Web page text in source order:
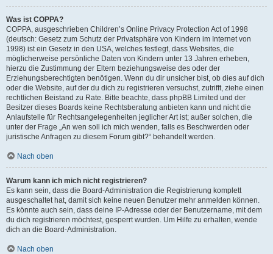
Was ist COPPA?
COPPA, ausgeschrieben Children’s Online Privacy Protection Act of 1998
(deutsch: Gesetz zum Schutz der Privatsphäre von Kindern im Internet von
1998) ist ein Gesetz in den USA, welches festlegt, dass Websites, die
möglicherweise persönliche Daten von Kindern unter 13 Jahren erheben,
hierzu die Zustimmung der Eltern beziehungsweise des oder der
Erziehungsberechtigten benötigen. Wenn du dir unsicher bist, ob dies auf dich
oder die Website, auf der du dich zu registrieren versuchst, zutrifft, ziehe einen
rechtlichen Beistand zu Rate. Bitte beachte, dass phpBB Limited und der
Besitzer dieses Boards keine Rechtsberatung anbieten kann und nicht die
Anlaufstelle für Rechtsangelegenheiten jeglicher Art ist; außer solchen, die
unter der Frage „An wen soll ich mich wenden, falls es Beschwerden oder
juristische Anfragen zu diesem Forum gibt?“ behandelt werden.
Nach oben
Warum kann ich mich nicht registrieren?
Es kann sein, dass die Board-Administration die Registrierung komplett
ausgeschaltet hat, damit sich keine neuen Benutzer mehr anmelden können.
Es könnte auch sein, dass deine IP-Adresse oder der Benutzername, mit dem
du dich registrieren möchtest, gesperrt wurden. Um Hilfe zu erhalten, wende
dich an die Board-Administration.
Nach oben